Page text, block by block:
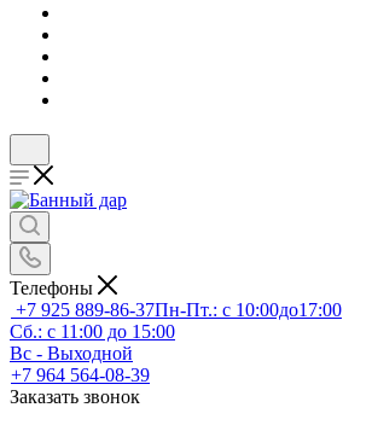
Телефоны
+7 925 889-86-37Пн-Пт.: с 10:00до17:00
Сб.: с 11:00 до 15:00
Вс - Выходной
+7 964 564-08-39
Заказать звонок